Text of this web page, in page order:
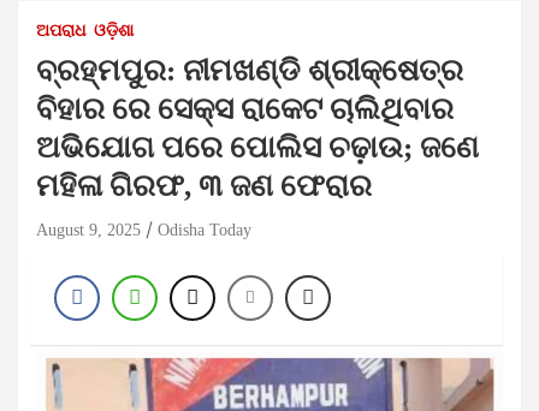
ଅପରାଧ ଓଡ଼ିଶା
ବ୍ରହ୍ମପୁର: ନୀମଖଣ୍ଡି ଶ୍ରୀକ୍ଷେତ୍ର
ବିହାର ରେ ସେକ୍ସ ରାକେଟ ଚାଲିଥିବାର
ଅଭିଯୋଗ ପରେ ପୋଲିସ ଚଢ଼ାଉ; ଜଣେ
ମହିଳା ଗିରଫ, ୩ ଜଣ ଫେରାର
August 9, 2025 Odisha Today